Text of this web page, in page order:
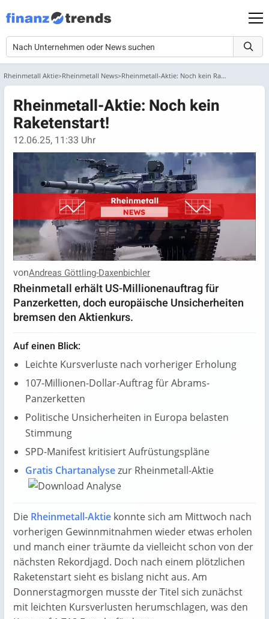
Rheinmetall Aktie Rheinmetall News Rheinmetall-Aktie: Noch kein Raketenstart!
Rheinmetall-Aktie: Noch kein
Raketenstart!
12.06.25, 11:33 Uhr
vonAndreas Göttling-Daxenbichler
Rheinmetall erhält US-Millionenauftrag für
Panzerketten, doch europäische Unsicherheiten
bremsen den Aktienkurs.
Auf einen Blick:
Leichte Kursverluste nach vorheriger Erholung
107-Millionen-Dollar-Auftrag für Abrams-
Panzerketten
Politische Unsicherheiten in Europa belasten
Stimmung
SPD-Manifest kritisiert Aufrüstungspläne
Gratis Chartanalysezur Rheinmetall-Aktie
Die Rheinmetall-Aktie konnte sich am Mittwoch nach
vorherigen Gewinnmitnahmen wieder etwas erholen
und manch einer träumte da vielleicht schon von der
nächsten Rekordjagd. Doch nach einem plötzlichen
Raketenstart sieht es bislang nicht aus. Am
Donnerstagmorgen musste der Titel sich zunächst
mit leichten Kursverlusten herumschlagen, was den